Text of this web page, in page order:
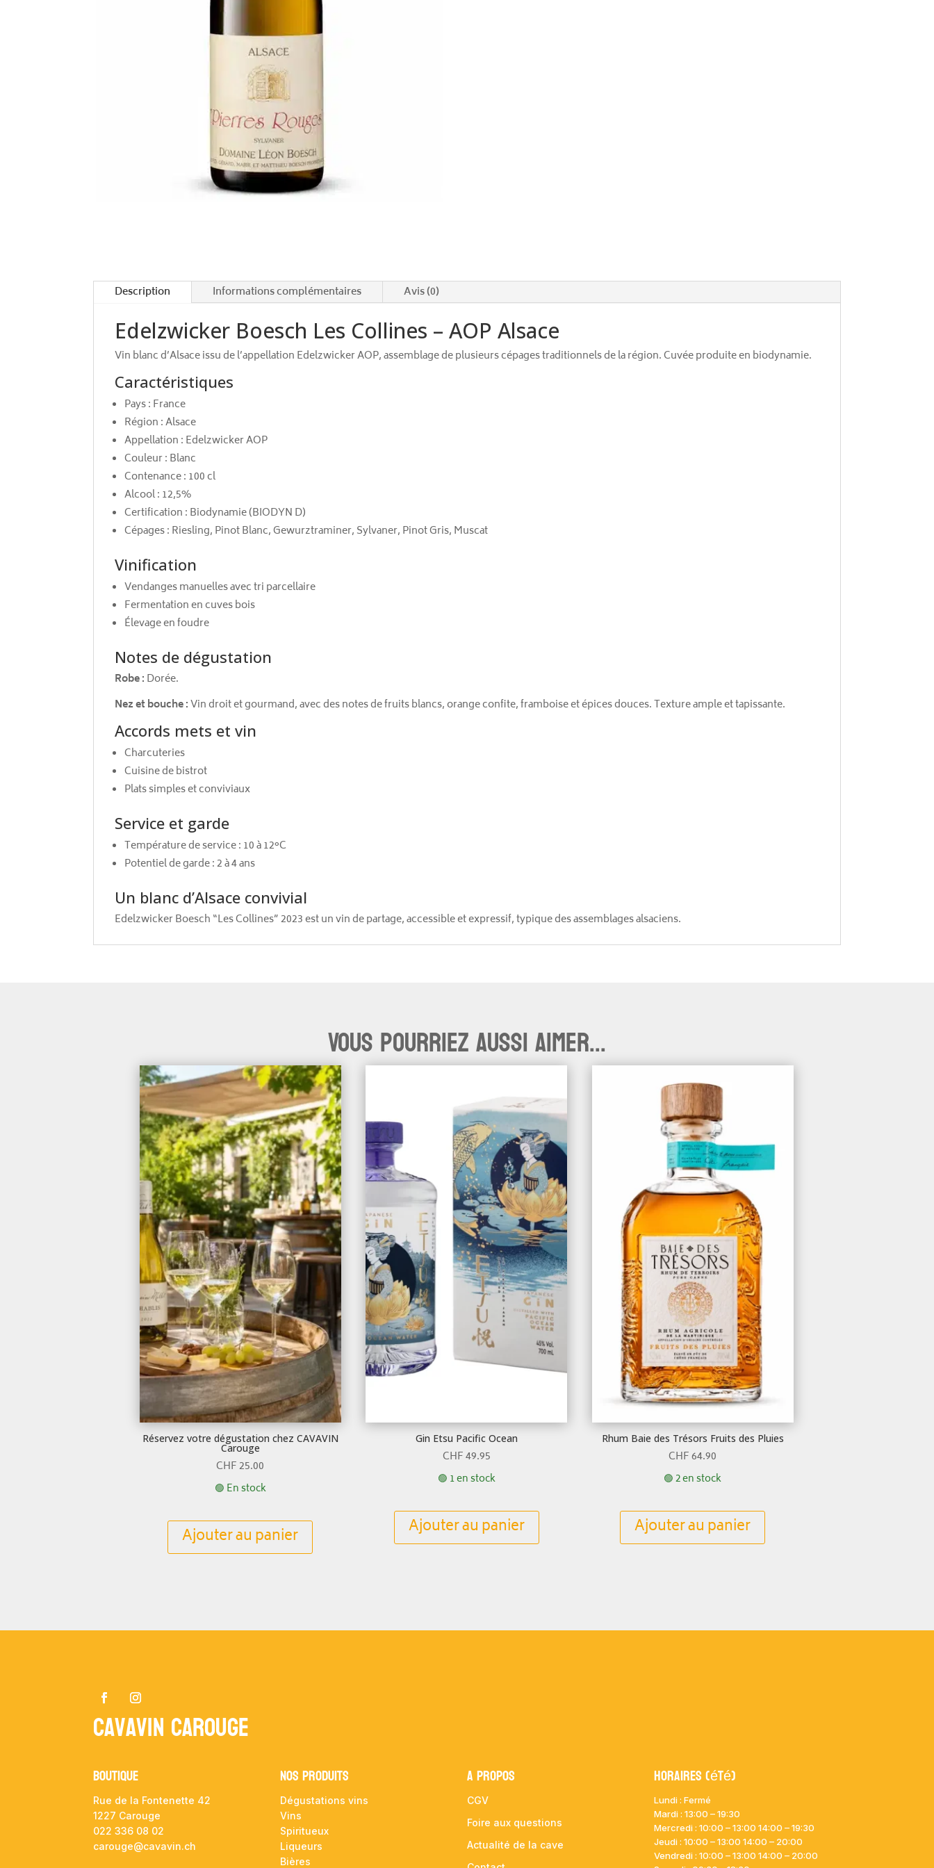
Description Informations complémentaires Avis (0)
Edelzwicker Boesch Les Collines – AOP Alsace
Vin blanc d’Alsace issu de l’appellation Edelzwicker AOP, assemblage de plusieurs cépages traditionnels de la région. Cuvée produite en biodynamie.
Caractéristiques
Pays : France
Région : Alsace
Appellation : Edelzwicker AOP
Couleur : Blanc
Contenance : 100 cl
Alcool : 12,5%
Certification : Biodynamie (BIODYN D)
Cépages : Riesling, Pinot Blanc, Gewurztraminer, Sylvaner, Pinot Gris, Muscat
Vinification
Vendanges manuelles avec tri parcellaire
Fermentation en cuves bois
Élevage en foudre
Notes de dégustation
Robe : Dorée.
Nez et bouche :Vin droit et gourmand, avec des notes de fruits blancs, orange confite, framboise et épices douces. Texture ample et tapissante.
Accords mets et vin
Charcuteries
Cuisine de bistrot
Plats simples et conviviaux
Service et garde
Température de service : 10 à 12°C
Potentiel de garde : 2 à 4 ans
Un blanc d’Alsace convivial
Edelzwicker Boesch “Les Collines” 2023 est un vin de partage, accessible et expressif, typique des assemblages alsaciens.
Vous pourriez aussi aimer...
Réservez votre dégustation chez CAVAVIN
Carouge
CHF25.00
🟢 En stock
Ajouter au panier
Gin Etsu Pacific Ocean
CHF49.95
🟢 1 en stock
Ajouter au panier
Rhum Baie des Trésors Fruits des Pluies
CHF64.90
🟢 2 en stock
Ajouter au panier
Cavavin Carouge
Boutique
Rue de la Fontenette 42
1227 Carouge
022 336 08 02
carouge@cavavin.ch
NOS PRODUITS
Dégustations vins
Vins
Spiritueux
Liqueurs
Bières
A propos
CGV
Foire aux questions
Actualité de la cave
Horaires (été)
Lundi : Fermé
Mardi : 13:00 – 19:30
Mercredi : 10:00 – 13:00 14:00 – 19:30
Jeudi : 10:00 – 13:00 14:00 – 20:00
Vendredi : 10:00 – 13:00 14:00 – 20:00